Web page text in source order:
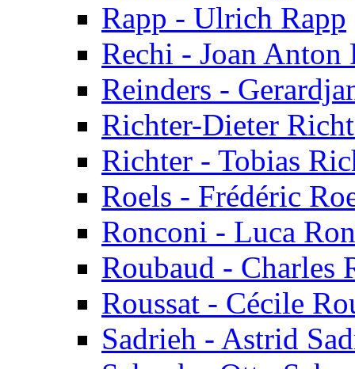
Rapp - Ulrich Rapp
Rechi - Joan Anton
Reinders -
Richter-Dieter
Richter - Tobias
Roels - Frédéric
Ronconi - Luca
Roubaud - Charles
Roussat - Cécile
Sadrieh - Astrid